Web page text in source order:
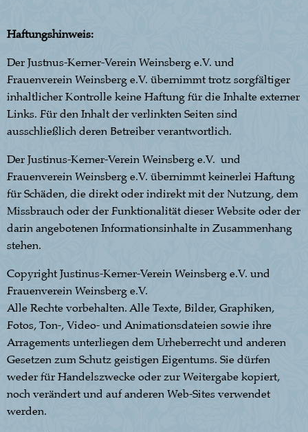
Haftungshinweis:
Der Justnus-Kerner-Verein Weinsberg e.V. und
Frauenverein Weinsberg e.V. übernimmt trotz sorgfältiger
inhaltlicher Kontrolle keine Haftung für die Inhalte externer
Links. Für den Inhalt der verlinkten Seiten sind
ausschließlich deren Betreiber verantwortlich.
Der Justinus-Kerner-Verein Weinsberg e.V. und
Frauenverein Weinsberg e.V. übernimmt keinerlei Haftung
für Schäden, die direkt oder indirekt mit der Nutzung, dem
Missbrauch oder der Funktionalität dieser Website oder der
darin angebotenen Informationsinhalte in Zusammenhang
stehen.
Copyright Justinus-Kerner-Verein Weinsberg e.V. und
Frauenverein Weinsberg e.V.
Alle Rechte vorbehalten. Alle Texte, Bilder, Graphiken,
Fotos, Ton-, Video- und Animationsdateien sowie ihre
Arragements unterliegen dem Urheberrecht und anderen
Gesetzen zum Schutz geistigen Eigentums. Sie dürfen
weder für Handelszwecke oder zur Weitergabe kopiert,
noch verändert und auf anderen Web-Sites verwendet
werden.